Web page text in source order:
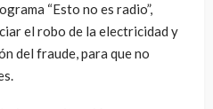
“Esto no es radio”,
el robo de la electricidad y
del fraude, para que no